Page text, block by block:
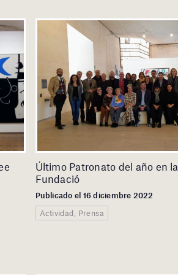
Último Patronato del año en la
Fundació
Publicado el 16 diciembre 2022
Actividad, Prensa